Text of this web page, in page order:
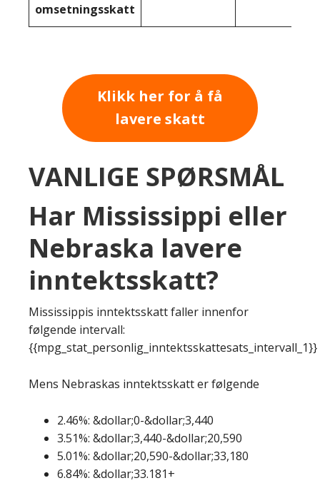
omsetningsskatt
Klikk her for å få
lavere skatt
VANLIGE SPØRSMÅL
Har Mississippi eller
Nebraska lavere
inntektsskatt?
Mississippis inntektsskatt faller innenfor
følgende intervall:
{{mpg_stat_personlig_inntektsskattesats_intervall_1}}
Mens Nebraskas inntektsskatt er følgende
2.46%: &dollar;0-&dollar;3,440
3.51%: &dollar;3,440-&dollar;20,590
5.01%: &dollar;20,590-&dollar;33,180
6.84%: &dollar;33.181+